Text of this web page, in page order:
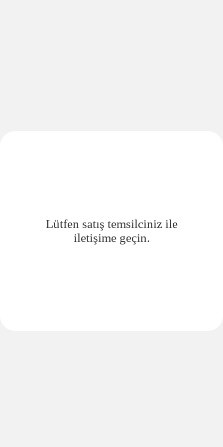
Lütfen satış temsilciniz ile
iletişime geçin.